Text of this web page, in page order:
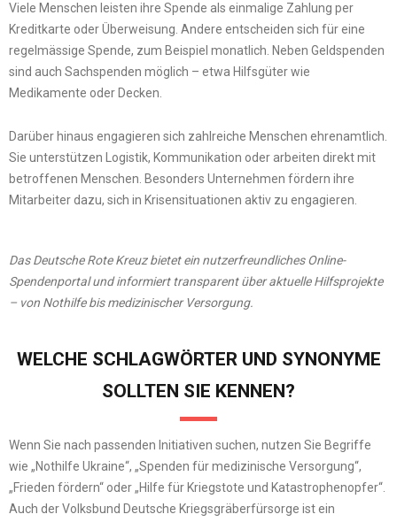
Viele Menschen leisten ihre Spende als einmalige Zahlung per
Kreditkarte oder Überweisung. Andere entscheiden sich für eine
regelmässige Spende, zum Beispiel monatlich. Neben Geldspenden
sind auch Sachspenden möglich – etwa Hilfsgüter wie
Medikamente oder Decken.
Darüber hinaus engagieren sich zahlreiche Menschen ehrenamtlich.
Sie unterstützen Logistik, Kommunikation oder arbeiten direkt mit
betroffenen Menschen. Besonders Unternehmen fördern ihre
Mitarbeiter dazu, sich in Krisensituationen aktiv zu engagieren.
Das Deutsche Rote Kreuz bietet ein nutzerfreundliches Online-
Spendenportal und informiert transparent über aktuelle Hilfsprojekte
– von Nothilfe bis medizinischer Versorgung.
WELCHE SCHLAGWÖRTER UND SYNONYME
SOLLTEN SIE KENNEN?
Wenn Sie nach passenden Initiativen suchen, nutzen Sie Begriffe
wie „Nothilfe Ukraine“, „Spenden für medizinische Versorgung“,
„Frieden fördern“ oder „Hilfe für Kriegstote und Katastrophenopfer“.
Auch der Volksbund Deutsche Kriegsgräberfürsorge ist ein